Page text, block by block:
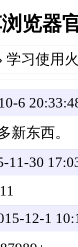
览器
学习使用
6
新东西。
11-30
12-1